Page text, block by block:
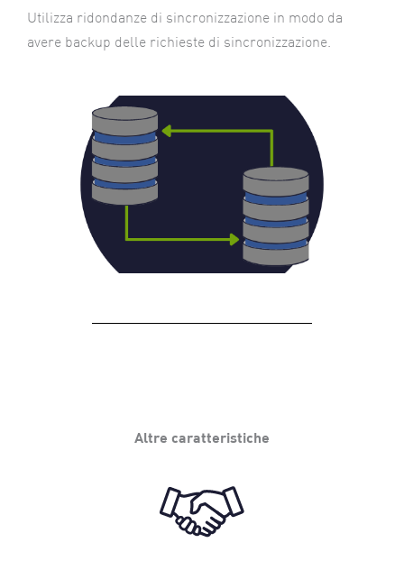
Utilizza ridondanze di sincronizzazione in modo da
avere backup delle richieste di sincronizzazione.
Altre caratteristiche